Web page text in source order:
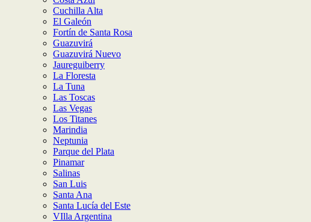
Cuchilla Alta
El Galeón
Fortín de Santa Rosa
Guazuvirá
Guazuvirá Nuevo
Jaureguiberry
La Floresta
La Tuna
Las Toscas
Las Vegas
Los Titanes
Marindia
Neptunia
Parque del Plata
Pinamar
Salinas
San Luis
Santa Ana
Santa Lucía del Este
VIlla Argentina